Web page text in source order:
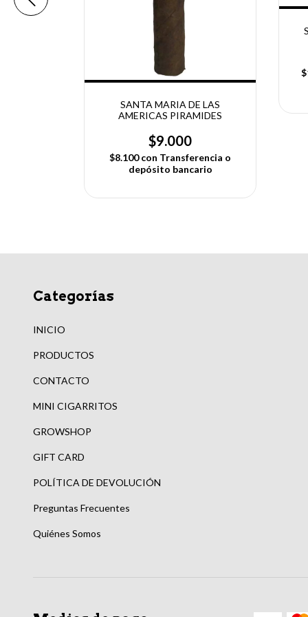
SANTA MARIA DE LAS
AMERICAS PIRAMIDES
$9.000
$8.100con Transferencia o
depósito bancario
Categorías
INICIO
PRODUCTOS
CONTACTO
MINI CIGARRITOS
GROWSHOP
GIFT CARD
POLÍTICA DE DEVOLUCIÓN
Preguntas Frecuentes
Quiénes Somos